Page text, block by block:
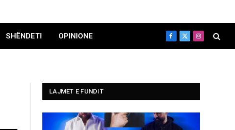
SHËNDETI OPINIONE Facebook
X
(Twitter)
Instagram
LAJMET E FUNDIT